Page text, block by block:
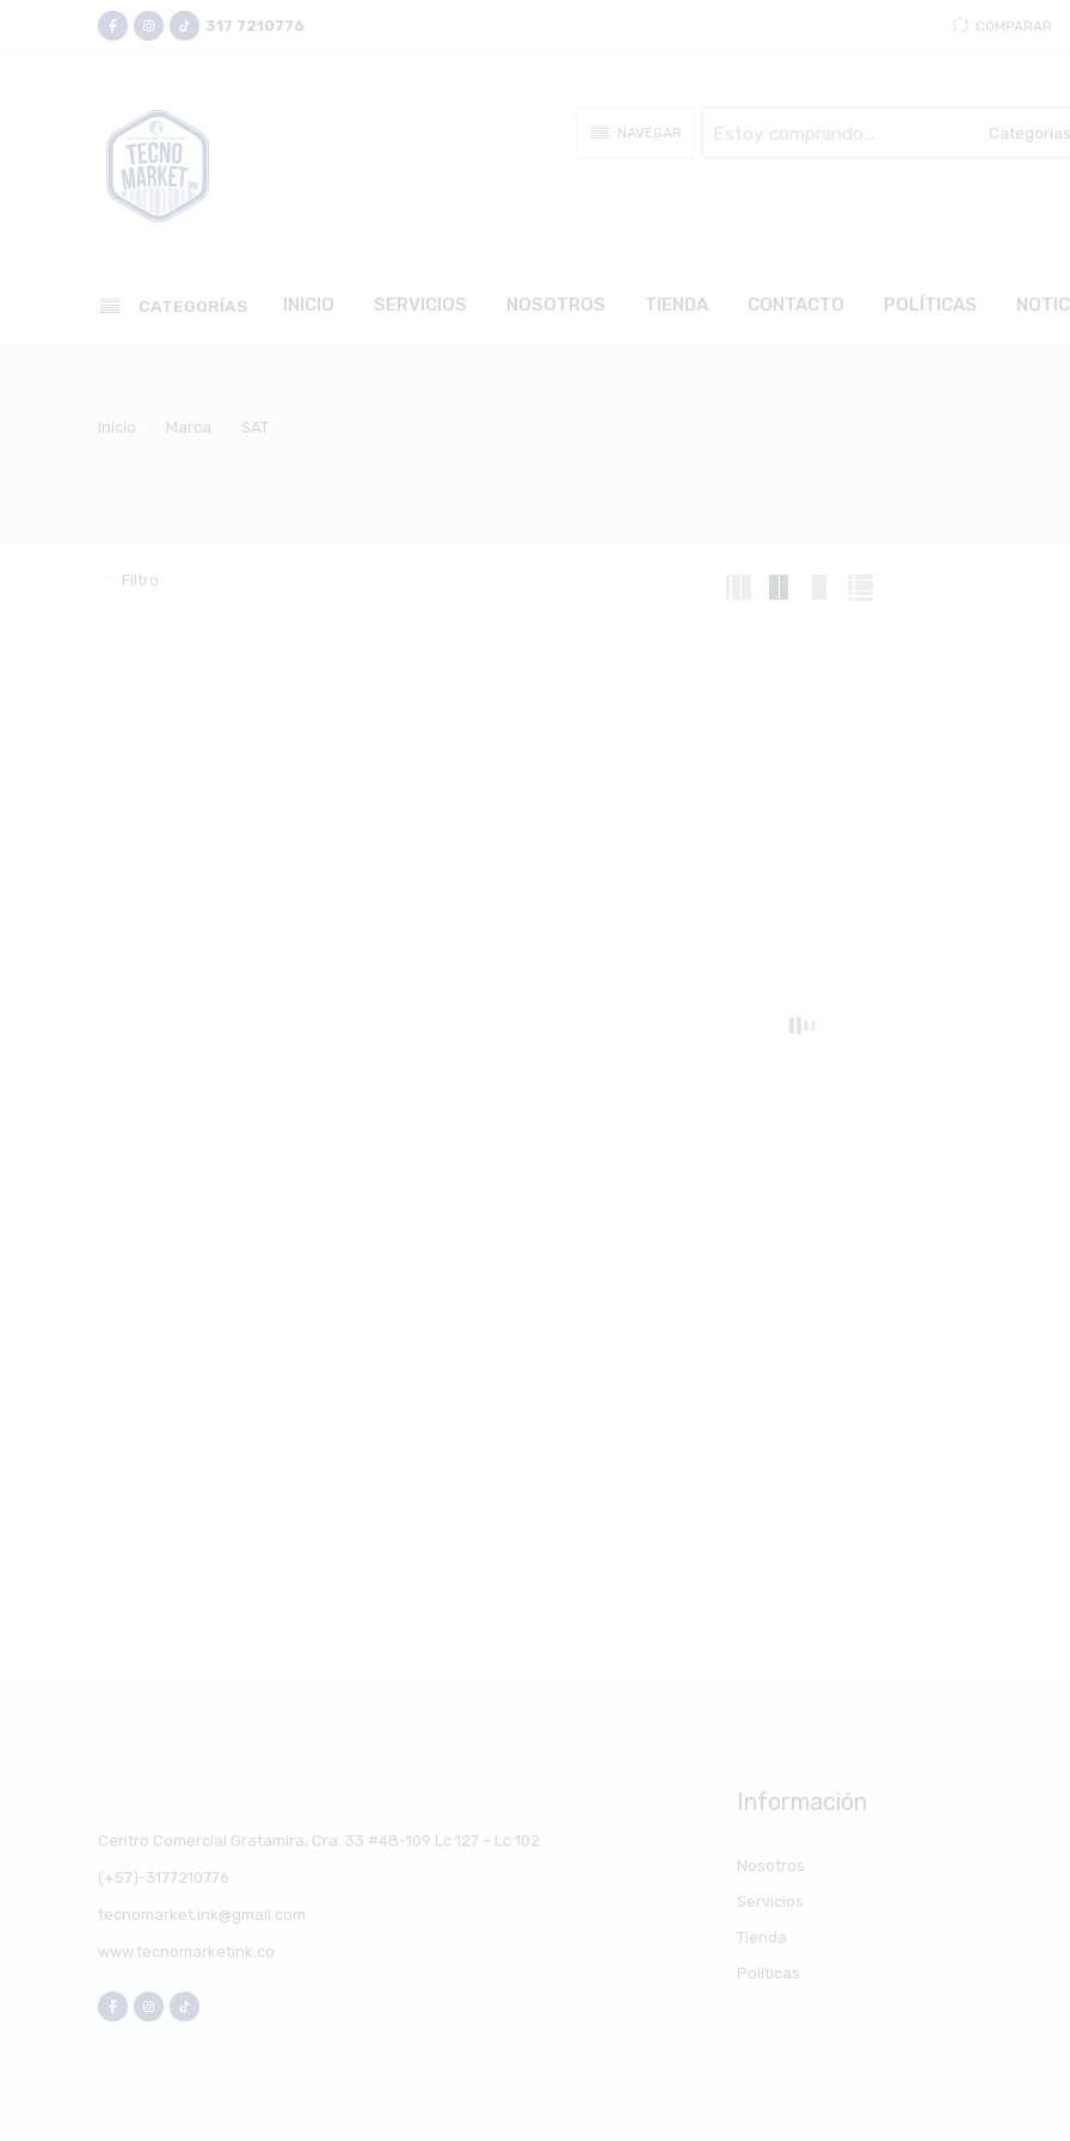
317 7210776 COMPARAR
NAVEGAR
aquí
CATEGORÍAS INICIO SERVICIOS NOSOTROS TIENDA CONTACTO POLÍTICAS
Inicio Marca SAT
Filtro
Centro Comercial Gratamira, Cra. 33 #48-109 Lc 127 – Lc 102
(+57)-3177210776
tecnomarket.ink@gmail.com
www.tecnomarketink.co
Información
Nosotros
Servicios
Tienda
Políticas